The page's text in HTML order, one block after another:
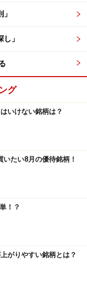
れ筋が変わったこと
さらに10年には同じ
ップルというブラン
るMacのパソコンも
企業価値（時価総
界最大の時価総額を
？次のページも必
容をご確認くださ
」
グ
いけない銘柄は？
いたい8月の優待銘柄！
！？
がりやすい銘柄とは？